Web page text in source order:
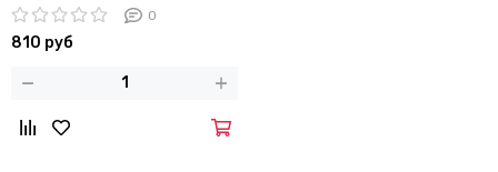
Kamille KM-6035A из
углеродистой стали с
мраморным покрытием
0
810 руб